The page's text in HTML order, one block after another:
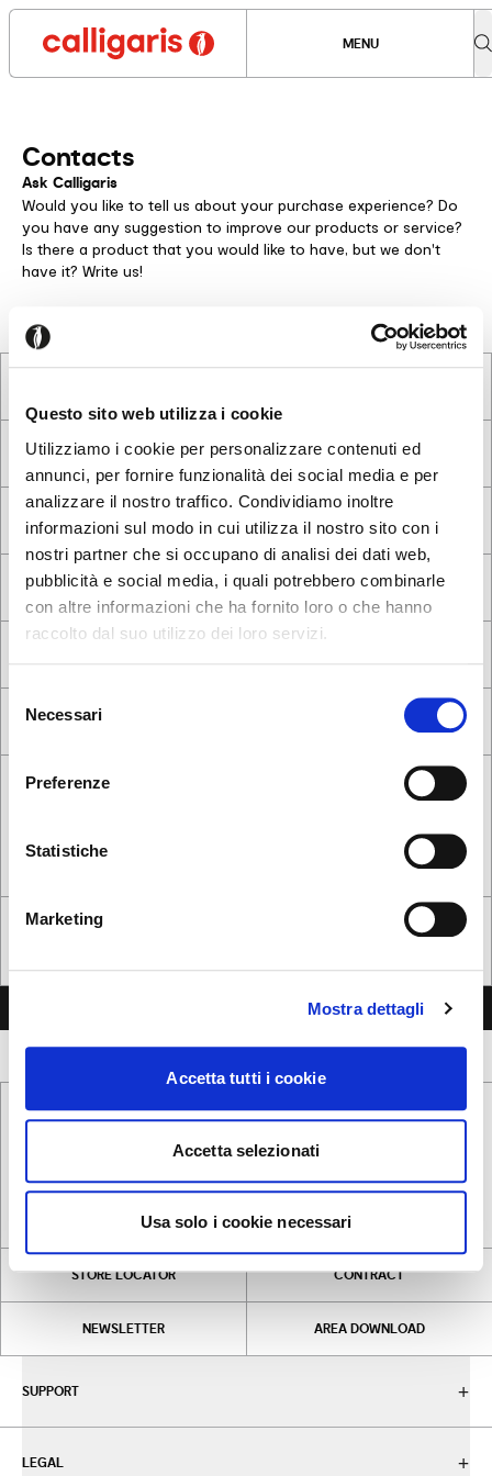
Questo sito web utilizza i cookie
Utilizziamo i cookie per personalizzare contenuti ed
annunci, per fornire funzionalità dei social media e per
analizzare il nostro traffico. Condividiamo inoltre
informazioni sul modo in cui utilizza il nostro sito con i
nostri partner che si occupano di analisi dei dati web,
pubblicità e social media, i quali potrebbero combinarle
con altre informazioni che ha fornito loro o che hanno
raccolto dal suo utilizzo dei loro servizi.
Selezione
delNecessari
Preferenze
Statistiche
Marketing
Mostra dettagli
Accetta tutti i cookie
Accetta selezionati
Usa solo i cookie necessari
MENU
Contacts
Ask Calligaris
Would you like to tell us about your purchase experience? Do
you have any suggestion to improve our products or service?
Is there a product that you would like to have, but we don't
have it? Write us!
Following the
, I give my consent to the processing of
INSTAGRAM LINKEDIN FACEBOOK PINTEREST
STORE LOCATOR CONTRACT
NEWSLETTER AREA DOWNLOAD
SUPPORT
LEGAL
Seems like you’re browsing from Close
International. Would you like to switch to the site in